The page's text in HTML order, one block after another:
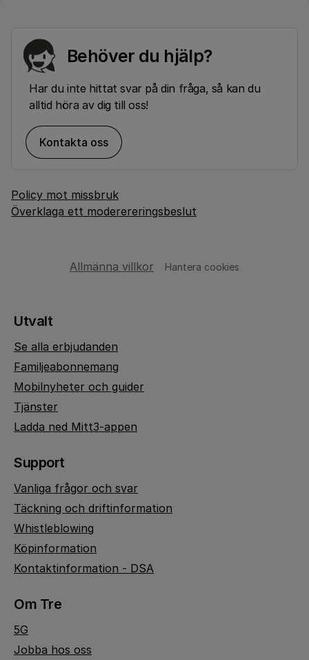
Behöver du hjälp?
Har du inte hittat svar på din fråga, så kan du
alltid höra av dig till oss!
Kontakta oss
Policy mot missbruk
Överklaga ett moderereringsbeslut
Allmänna villkor Hantera cookies
Utvalt
Se alla erbjudanden
Familjeabonnemang
Mobilnyheter och guider
Tjänster
Ladda ned Mitt3-appen
Support
Vanliga frågor och svar
Täckning och driftinformation
Whistleblowing
Köpinformation
Kontaktinformation - DSA
Om Tre
5G
Jobba hos oss